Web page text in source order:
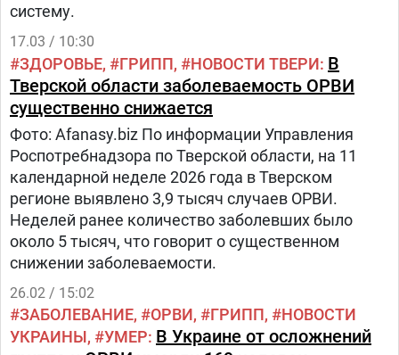
систему.
17.03 / 10:30
ЗДОРОВЬЕ ГРИПП НОВОСТИ ТВЕРИ В
Тверской области заболеваемость ОРВИ
существенно снижается
Фото: Afanasy.biz По информации Управления
Роспотребнадзора по Тверской области, на 11
календарной неделе 2026 года в Тверском
регионе выявлено 3,9 тысяч случаев ОРВИ.
Неделей ранее количество заболевших было
около 5 тысяч, что говорит о существенном
снижении заболеваемости.
26.02 / 15:02
ЗАБОЛЕВАНИЕ ОРВИ ГРИПП
НОВОСТИ
УКРАИНЫ
УМЕР В Украине от осложнений